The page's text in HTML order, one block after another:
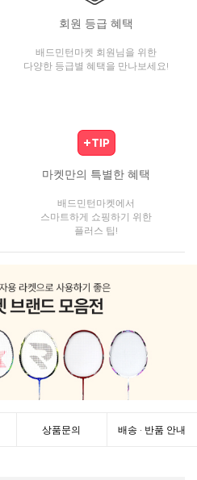
회원 등급 혜택
배드민턴마켓 회원님을 위한
다양한 등급별 혜택을 만나보세요!
마켓만의 특별한 혜택
배드민턴마켓에서
스마트하게 쇼핑하기 위한
플러스 팁!
상품문의 배송 · 반품 안내